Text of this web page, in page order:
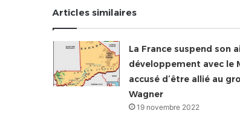
Articles similaires
La France suspend son
développement avec le
accusé d’être allié au
Wagner
19 novembre 2022